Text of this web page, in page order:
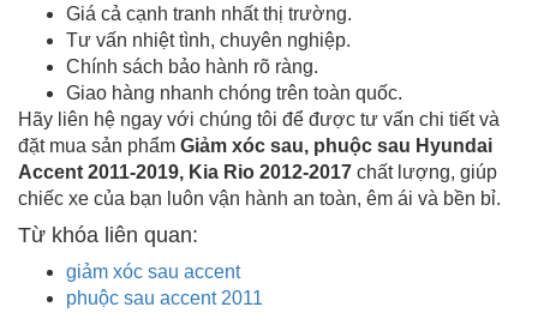
Giá cả cạnh tranh nhất thị trường.
Tư vấn nhiệt tình, chuyên nghiệp.
Chính sách bảo hành rõ ràng.
Giao hàng nhanh chóng trên toàn quốc.
Hãy liên hệ ngay với chúng tôi để được tư vấn chi tiết và
đặt mua sản phẩm Giảm xóc sau, phuộc sau Hyundai
Accent 2011-2019, Kia Rio 2012-2017 chất lượng, giúp
chiếc xe của bạn luôn vận hành an toàn, êm ái và bền bỉ.
Từ khóa liên quan:
giảm xóc sau accent
phuộc sau accent 2011